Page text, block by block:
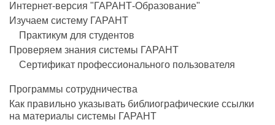
Интернет-версия "ГАРАНТ-Образование"
Изучаем систему ГАРАНТ
Практикум для студентов
Проверяем знания системы ГАРАНТ
Сертификат профессионального пользователя
Программы сотрудничества
Как правильно указывать библиографические ссылки
на материалы системы ГАРАНТ